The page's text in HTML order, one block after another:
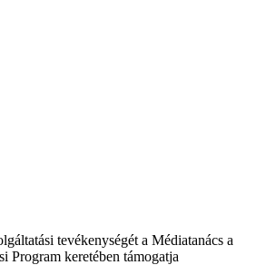
tevékenységét a Médiatanács a
Program keretében támogatja